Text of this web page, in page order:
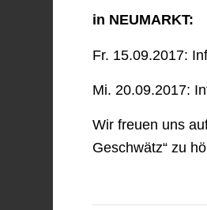
in NEUMARKT:
Fr. 15.09.2017:
Mi. 20.09.2017:
Wir freuen uns
Geschwätz“ zu